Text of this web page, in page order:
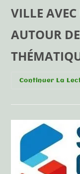
VILLE
AUTOUR
Continuer La